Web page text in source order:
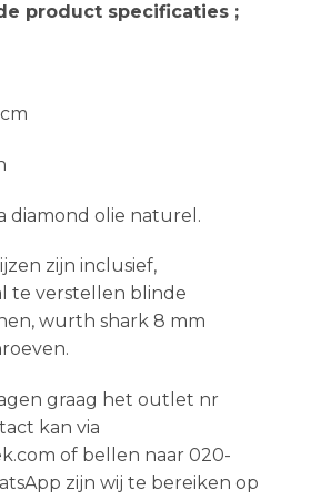
product specificaties ;
diamond olie naturel.
zijn inclusief,
te verstellen blinde
wurth shark 8 mm
graag het outlet nr
kan via
of bellen naar 020-
zijn wij te bereiken op